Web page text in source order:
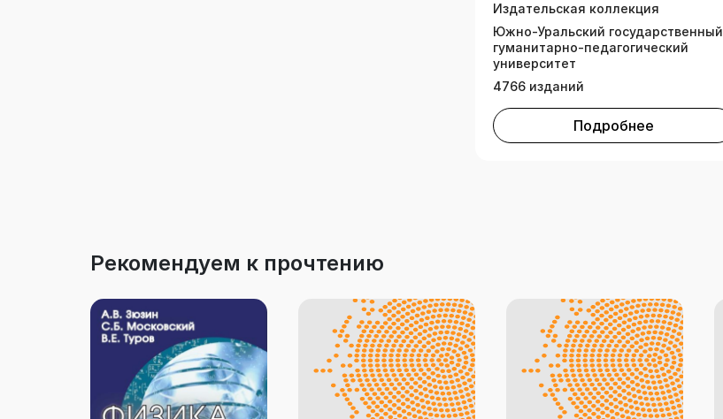
Издательская коллекция
Южно-Уральский государственный
гуманитарно-педагогический
университет
4766 изданий
Подробнее
Рекомендуем к прочтению